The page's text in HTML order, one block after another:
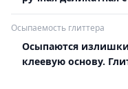
Осыпаемость глиттера
Осыпаются
клеевую основу.